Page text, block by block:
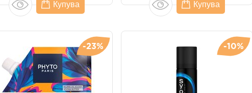
Купува Купува
-23% -10%